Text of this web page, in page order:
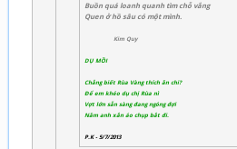
Buồn quá loanh quanh tìm chỗ vắng
Quen ở hồ sâu có một mình.
Kim Quy
DỤ MỒI
Chẳng biết Rùa Vàng thích ăn chi?
Để em khéo dụ chị Rùa nì
Vợt lớn sẵn sàng đang ngóng đợi
Năm anh xắn áo chụp bắt đi.
P.K - 5/7/2013